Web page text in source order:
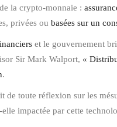
la crypto-monnaie :
privées ou basées sur un
et le gouvernement
Sir Mark Walport, «
.
toute réflexion sur les
impactée par cette